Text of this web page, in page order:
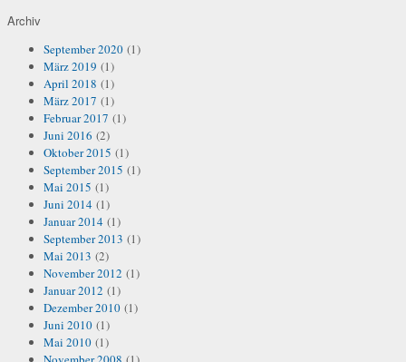
Archiv
September 2020 (1)
März 2019 (1)
April 2018 (1)
März 2017 (1)
Februar 2017 (1)
Juni 2016 (2)
Oktober 2015 (1)
September 2015 (1)
Mai 2015 (1)
Juni 2014 (1)
Januar 2014 (1)
September 2013 (1)
Mai 2013 (2)
November 2012 (1)
Januar 2012 (1)
Dezember 2010 (1)
Juni 2010 (1)
Mai 2010 (1)